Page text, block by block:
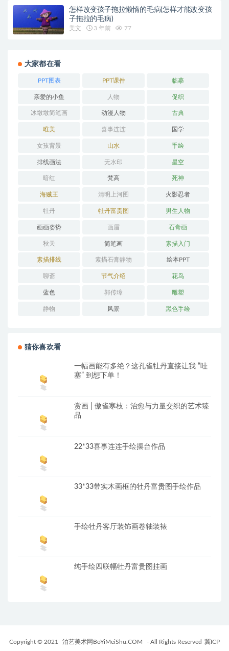
怎样改变孩子拖拉懒惰的毛病(怎样才能改变孩
子拖拉的毛病)
美文 3 年前 77
大家都在看
PPT图表 PPT课件 临摹
亲爱的小鱼 人物 促织
冰墩墩简笔画 动漫人物 古典
唯美 喜事连连 国学
女孩背景 山水 手绘
排线画法 无水印 星空
暗红 梵高 死神
海贼王 清明上河图 火影忍者
牡丹 牡丹富贵图 男生人物
画画姿势 画眉 石膏画
秋天 简笔画 素描入门
素描排线 素描石膏静物 绘本PPT
聊斋 节气介绍 花鸟
蓝色 郭传璋 雕塑
静物 风景 黑色手绘
猜你喜欢看
一幅画能有多绝？这孔雀牡丹直接让我 “哇
塞” 到想下单！
赏画 | 傲雀寒枝：治愈与力量交织的艺术臻
品
22*33喜事连连手绘摆台作品
33*33带实木画框的牡丹富贵图手绘作品
手绘牡丹客厅装饰画卷轴装裱
纯手绘四联幅牡丹富贵图挂画
Copyright © 2021 泊艺美术网BoYiMeiShu.COM - All Rights Reserved 冀ICP